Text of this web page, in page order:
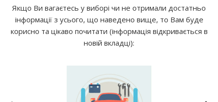
Якщо Ви вагаєтесь у виборі чи не отримали достатньо
інформації з усього, що наведено вище, то Вам буде
корисно та цікаво почитати (інформація відкривається в
новій вкладці):